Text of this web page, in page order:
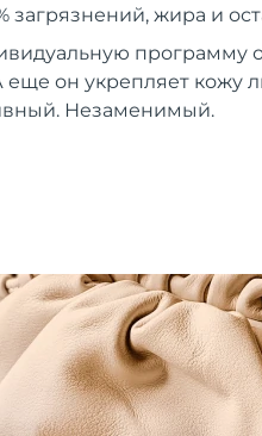
загрязнений, жира и
программу
он укрепляет
Незаменимый.